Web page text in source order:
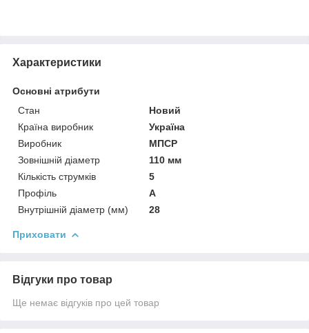
Характеристики
Основні атрибути
Стан
Новий
Країна виробник
Україна
Виробник
МПСР
Зовнішній діаметр
110 мм
Кількість струмків
5
Профіль
А
Внутрішній діаметр (мм)
28
Приховати
Відгуки про товар
Ще немає відгуків про цей товар